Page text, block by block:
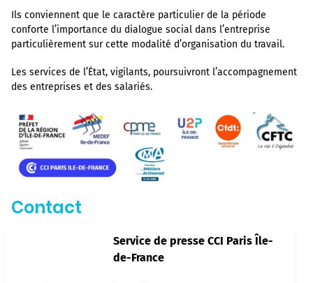
Ils conviennent que le caractère particulier de la période
conforte l’importance du dialogue social dans l’entreprise
particulièrement sur cette modalité d’organisation du travail.
Les services de l’État, vigilants, poursuivront l’accompagnement
des entreprises et des salariés.
Contact
Service de presse CCI Paris Île-
de-France